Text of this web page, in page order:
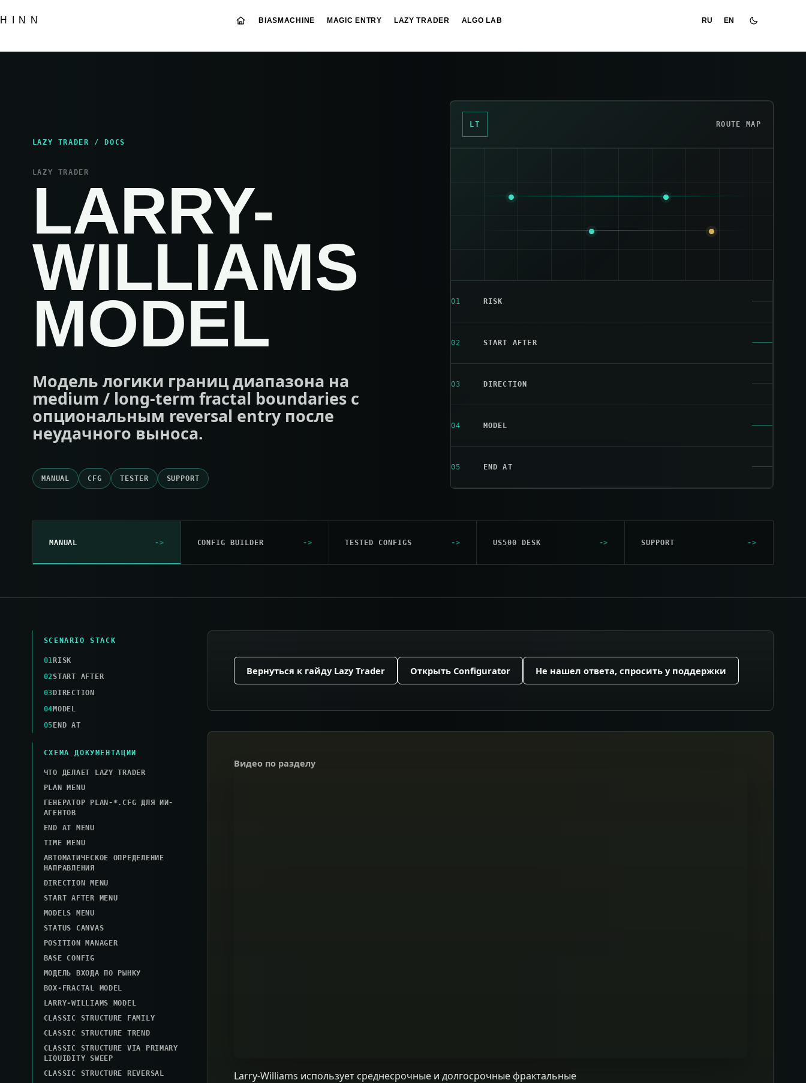
HINN BIASMACHINE MAGIC ENTRY LAZY TRADER ALGO LAB RU EN
LAZY TRADER / DOCS
LAZY TRADER
LARRY-
WILLIAMS
MODEL
Модель логики границ диапазона на
medium / long-term fractal boundaries с
опциональным reversal entry после
неудачного выноса.
MANUAL CFG TESTER SUPPORT
LT ROUTE MAP
01 RISK
02 START AFTER
03 DIRECTION
04 MODEL
05 END AT
MANUAL CONFIG BUILDER TESTED CONFIGS US500 DESK SUPPORT
SCENARIO STACK
01RISK
02START AFTER
03DIRECTION
04MODEL
05END AT
СХЕМА ДОКУМЕНТАЦИИ
ЧТО ДЕЛАЕТ LAZY TRADER
PLAN MENU
ГЕНЕРАТОР PLAN-*.CFG ДЛЯ ИИ-
АГЕНТОВ
END AT MENU
TIME MENU
АВТОМАТИЧЕСКОЕ ОПРЕДЕЛЕНИЕ
НАПРАВЛЕНИЯ
DIRECTION MENU
START AFTER MENU
MODELS MENU
STATUS CANVAS
POSITION MANAGER
BASE CONFIG
МОДЕЛЬ ВХОДА ПО РЫНКУ
BOX-FRACTAL MODEL
LARRY-WILLIAMS MODEL
CLASSIC STRUCTURE FAMILY
CLASSIC STRUCTURE TREND
CLASSIC STRUCTURE VIA PRIMARY
LIQUIDITY SWEEP
CLASSIC STRUCTURE REVERSAL
Вернуться к гайду Lazy Trader Открыть Configurator Не нашел ответа, спросить у поддержки
Видео по разделу
Larry-Williams использует среднесрочные и долгосрочные фрактальные